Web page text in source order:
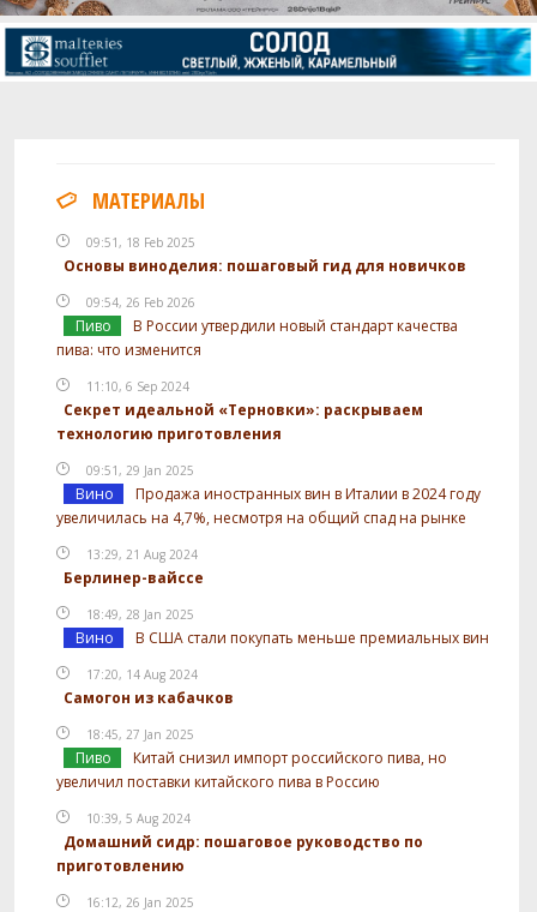
МАТЕРИАЛЫ
09:51, 18 Feb 2025
Основы виноделия: пошаговый гид для новичков
09:54, 26 Feb 2026
Пиво
В России утвердили новый стандарт качества
пива: что изменится
11:10, 6 Sep 2024
Секрет идеальной «Терновки»: раскрываем
технологию приготовления
09:51, 29 Jan 2025
Вино
Продажа иностранных вин в Италии в 2024 году
увеличилась на 4,7%, несмотря на общий спад на рынке
13:29, 21 Aug 2024
Берлинер-вайссе
18:49, 28 Jan 2025
Вино В США стали покупать меньше премиальных вин
17:20, 14 Aug 2024
Самогон из кабачков
18:45, 27 Jan 2025
Пиво
Китай снизил импорт российского пива, но
увеличил поставки китайского пива в Россию
10:39, 5 Aug 2024
Домашний сидр: пошаговое руководство по
приготовлению
16:12, 26 Jan 2025